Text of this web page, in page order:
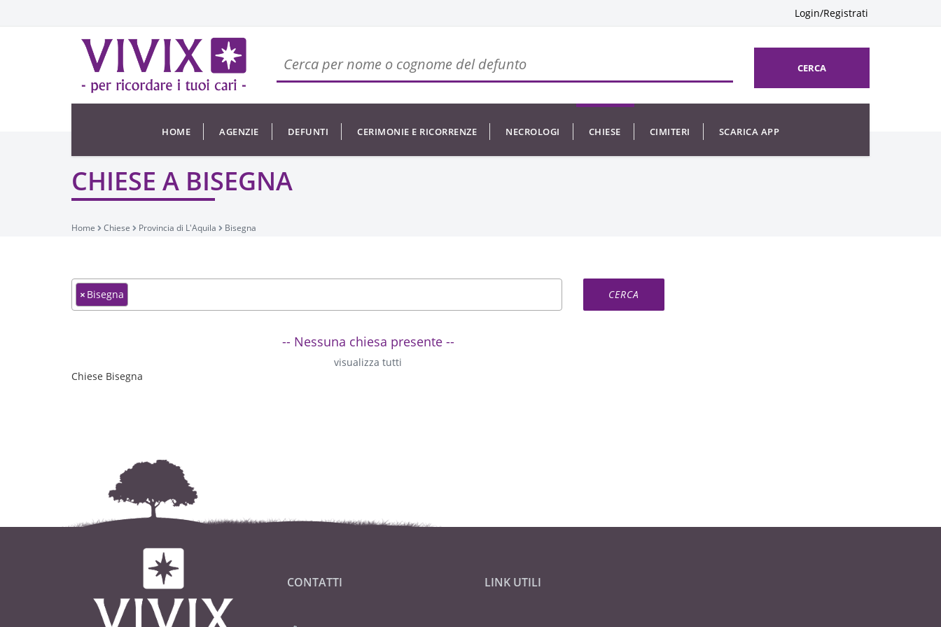
Login/Registrati
CERCA
HOME AGENZIE DEFUNTI CERIMONIE E RICORRENZE NECROLOGI CHIESE CIMITERI SCARICA APP
CHIESE A BISEGNA
Home Chiese Provincia di L'Aquila Bisegna
× Bisegna
-- Nessuna chiesa presente --
visualizza tutti
Chiese Bisegna
CONTATTI LINK UTILI